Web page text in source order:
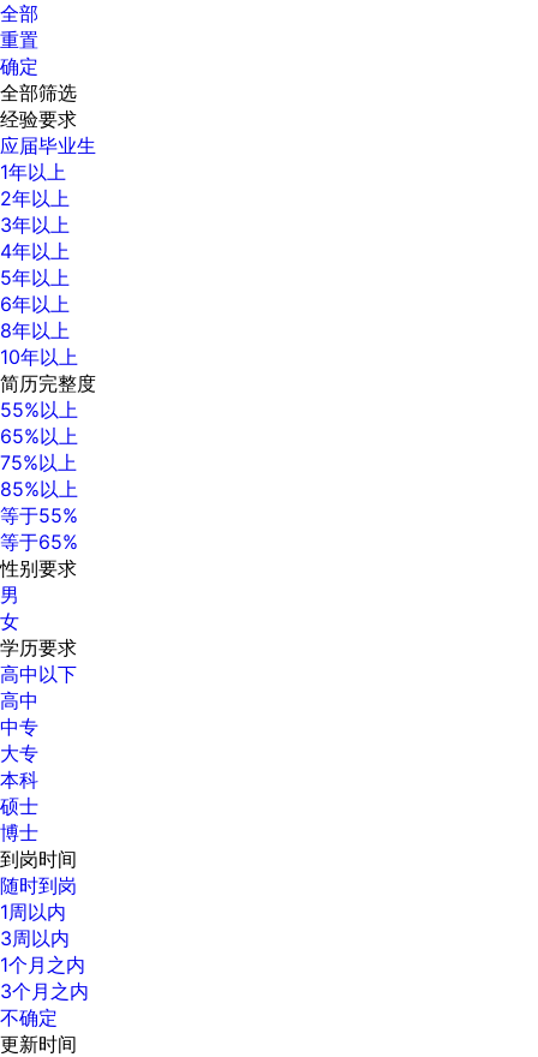
全部
重置
确定
全部筛选
经验要求
应届毕业生
1年以上
2年以上
3年以上
4年以上
5年以上
6年以上
8年以上
10年以上
简历完整度
55%以上
65%以上
75%以上
85%以上
等于55%
等于65%
性别要求
男
女
学历要求
高中以下
高中
中专
大专
本科
硕士
博士
到岗时间
随时到岗
1周以内
3周以内
1个月之内
3个月之内
不确定
更新时间